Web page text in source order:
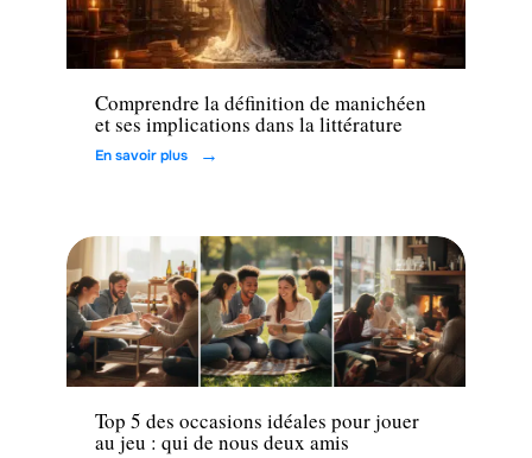
Loisirs
Comprendre la définition de manichéen
et ses implications dans la littérature
En savoir plus
Loisirs
Top 5 des occasions idéales pour jouer
au jeu : qui de nous deux amis